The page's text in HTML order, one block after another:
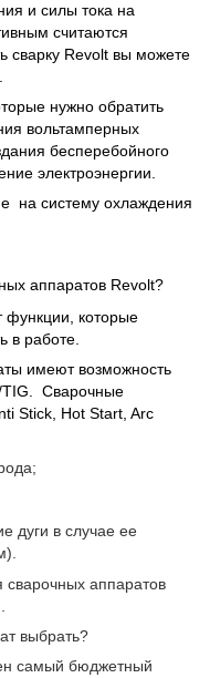
и силы тока на
считаются
сварку Revolt вы можете
нужно обратить
вольтамперных
бесперебойного
электроэнергии.
на систему охлаждения
аппаратов Revolt?
функции, которые
в работе.
имеют возможность
. Сварочные
Stick, Hot Start, Arc
дуги в случае ее
аппаратов
выбрать?
самый бюджетный